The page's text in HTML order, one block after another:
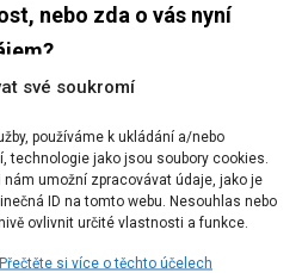
své soukromí
používáme k ukládání a/nebo
technologie jako jsou soubory cookies.
umožní zpracovávat údaje, jako je
ID na tomto webu. Nesouhlas nebo
ovlivnit určité vlastnosti a funkce.
Přečtěte si více o těchto účelech
nebo zda o vás nyní
krásné a úspěšné ženy
Co od svého
vy?